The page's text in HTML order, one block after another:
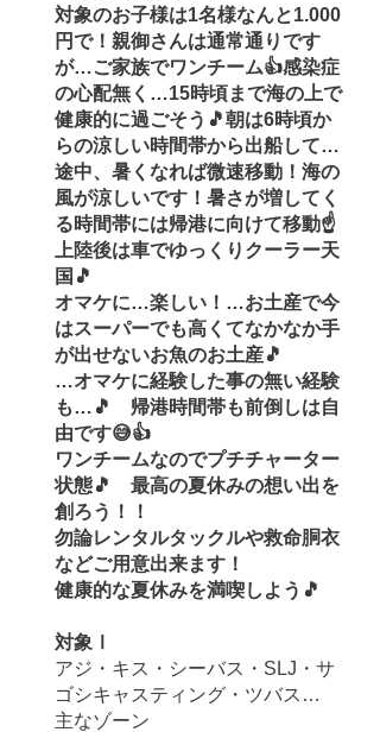
対象のお子様は1名様なんと1.000
円で！親御さんは通常通りです
が…ご家族でワンチーム👍感染症
の心配無く…15時頃まで海の上で
健康的に過ごそう🎵朝は6時頃か
らの涼しい時間帯から出船して…
途中、暑くなれば微速移動！海の
風が涼しいです！暑さが増してく
る時間帯には帰港に向けて移動☝️
上陸後は車でゆっくりクーラー天
国🎵
オマケに…楽しい！…お土産で今
はスーパーでも高くてなかなか手
が出せないお魚のお土産🎵
…オマケに経験した事の無い経験
も…🎵 帰港時間帯も前倒しは自
由です😅👍
ワンチームなのでプチチャーター
状態🎵 最高の夏休みの想い出を
創ろう！！
勿論レンタルタックルや救命胴衣
などご用意出来ます！
​健康的な夏休みを満喫しよう🎵
対象Ⅰ
アジ・キス・シーバス・SLJ・サ
ゴシキャスティング・ツバス…
主なゾーン